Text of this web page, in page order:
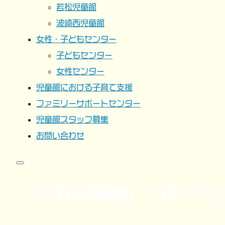
若松児童館
波崎西児童館
女性・子どもセンター
子どもセンター
女性センター
児童館における子育て支援
ファミリーサポートセンター
児童館スタッフ募集
お問い合わせ